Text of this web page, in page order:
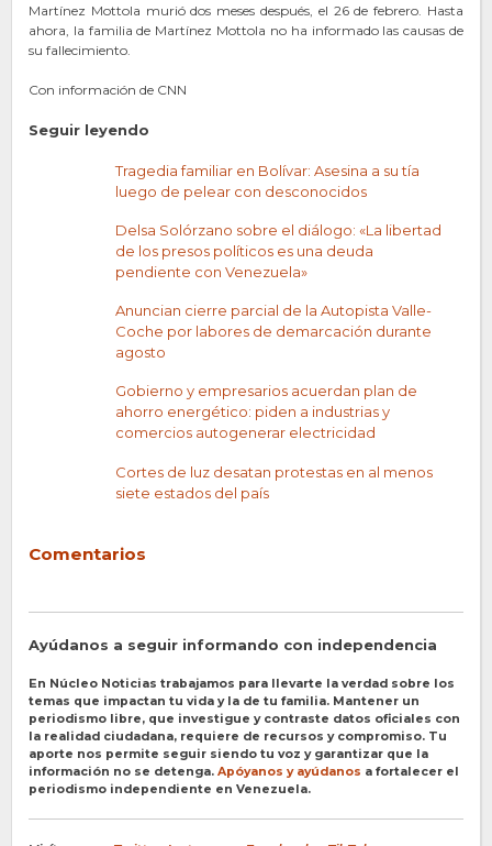
Martínez Mottola murió dos meses después, el 26 de febrero. Hasta
ahora, la familia de Martínez Mottola no ha informado las causas de
su fallecimiento.
Con información de CNN
Seguir leyendo
Tragedia familiar en Bolívar: Asesina a su tía
luego de pelear con desconocidos
Delsa Solórzano sobre el diálogo: «La libertad
de los presos políticos es una deuda
pendiente con Venezuela»
Anuncian cierre parcial de la Autopista Valle-
Coche por labores de demarcación durante
agosto
Gobierno y empresarios acuerdan plan de
ahorro energético: piden a industrias y
comercios autogenerar electricidad
Cortes de luz desatan protestas en al menos
siete estados del país
Comentarios
Ayúdanos a seguir informando con independencia
En Núcleo Noticias trabajamos para llevarte la verdad sobre los
temas que impactan tu vida y la de tu familia. Mantener un
periodismo libre, que investigue y contraste datos oficiales con
la realidad ciudadana, requiere de recursos y compromiso. Tu
aporte nos permite seguir siendo tu voz y garantizar que la
información no se detenga. Apóyanos y ayúdanos a fortalecer el
periodismo independiente en Venezuela.